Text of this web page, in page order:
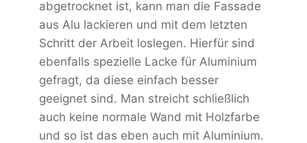
abgetrocknet ist, kann man die Fassade
aus Alu lackieren und mit dem letzten
Schritt der Arbeit loslegen. Hierfür sind
ebenfalls spezielle Lacke für Aluminium
gefragt, da diese einfach besser
geeignet sind. Man streicht schließlich
auch keine normale Wand mit Holzfarbe
und so ist das eben auch mit Aluminium.